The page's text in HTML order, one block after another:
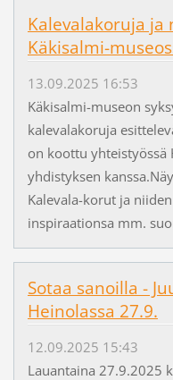
Kalevalakoruja
Käkisalmi-
13.09.2025 16:53
Käkisalmi-museon
kalevalakoruja
on koottu yhteistyössä
yhdistyksen
Kalevala-korut ja
inspiraationsa mm.
Sotaa sanoilla -
Heinolassa 27.9.
12.09.2025 15:43
Lauantaina 27.9.2025